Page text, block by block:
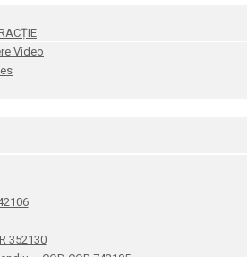
Video
352130